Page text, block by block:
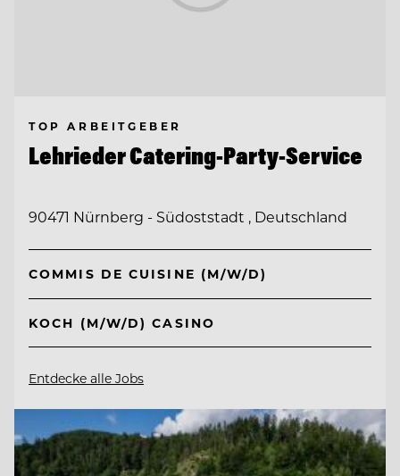
TOP ARBEITGEBER
Lehrieder Catering-Party-Service
90471 Nürnberg - Südoststadt , Deutschland
COMMIS DE CUISINE (M/W/D)
KOCH (M/W/D) CASINO
Entdecke alle Jobs